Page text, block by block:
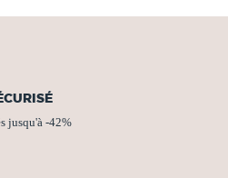
jusqu'à -42%